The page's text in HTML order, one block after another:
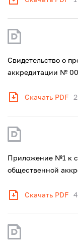
Свидетельство о
аккредитации №
Скачать PDF
Приложение №1 к
общественной
Скачать PDF